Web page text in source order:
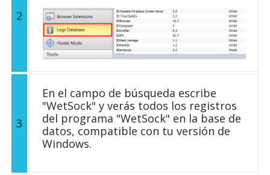
2
3
En el campo de búsqueda escribe
"WetSock" y verás todos los registros
del programa "WetSock" en la base de
datos, compatible con tu versión de
Windows.